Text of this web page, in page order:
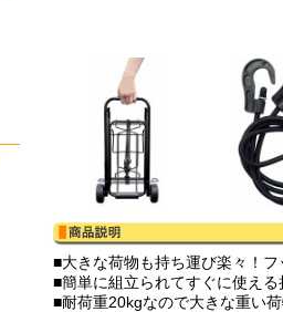
■大きな荷物も持ち運び楽々！
■簡単に組立られてすぐに使え
■耐荷重20kgなので大きな重い